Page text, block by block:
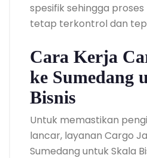
spesifik sehingga
tetap terkontrol dan
Cara Kerja
ke Sumedang
Bisnis
Untuk memastikan
lancar, layanan Cargo
Sumedang untuk Skala